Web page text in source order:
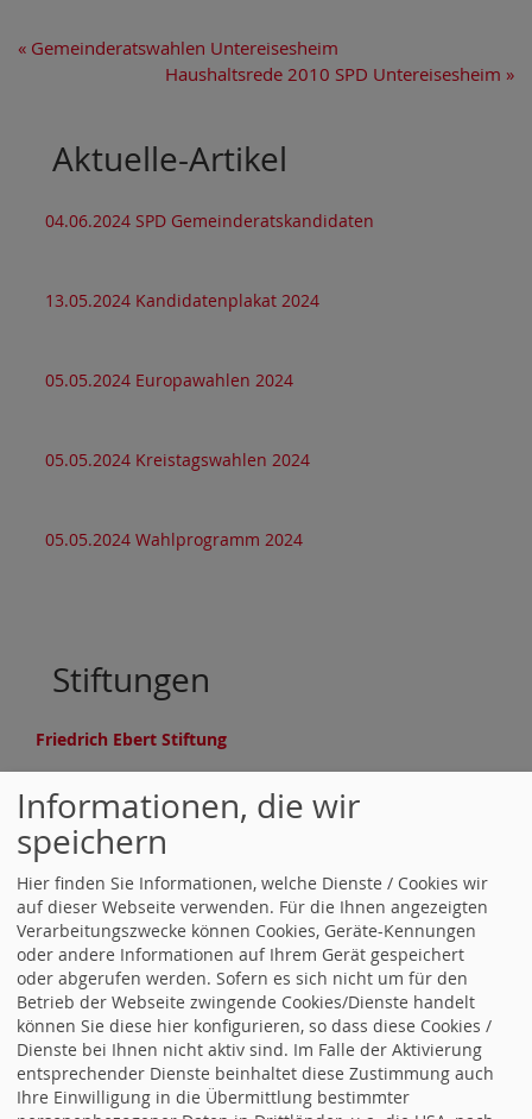
« Gemeinderatswahlen Untereisesheim
Haushaltsrede 2010 SPD Untereisesheim »
Aktuelle-Artikel
04.06.2024 SPD Gemeinderatskandidaten
13.05.2024 Kandidatenplakat 2024
05.05.2024 Europawahlen 2024
05.05.2024 Kreistagswahlen 2024
05.05.2024 Wahlprogramm 2024
Stiftungen
Friedrich Ebert Stiftung
Counter
Besucher:978911
Heute:
18
Online:
2
Juso Kreisverband
Heilbronn Stadt und Land
Informationen, die wir
speichern
Hier finden Sie Informationen, welche Dienste / Cookies wir
auf dieser Webseite verwenden. Für die Ihnen angezeigten
Verarbeitungszwecke können Cookies, Geräte-Kennungen
oder andere Informationen auf Ihrem Gerät gespeichert
oder abgerufen werden. Sofern es sich nicht um für den
Betrieb der Webseite zwingende Cookies/Dienste handelt
können Sie diese hier konfigurieren, so dass diese Cookies /
Dienste bei Ihnen nicht aktiv sind. Im Falle der Aktivierung
entsprechender Dienste beinhaltet diese Zustimmung auch
Ihre Einwilligung in die Übermittlung bestimmter